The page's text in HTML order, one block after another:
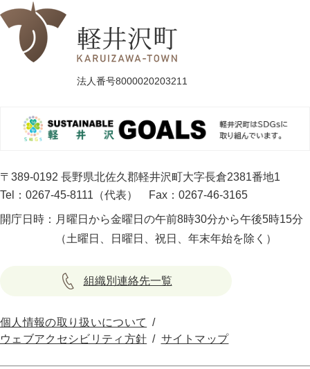
法人番号8000020203211
〒389-0192 長野県北佐久郡軽井沢町大字長倉2381番地1
Tel：0267-45-8111（代表）
Fax：0267-46-3165
開庁日時： 月曜日から金曜日の午前8時30分から午後5時15分
（土曜日、日曜日、祝日、年末年始を除く）
組織別連絡先一覧
個人情報の取り扱いについて
ウェブアクセシビリティ方針
サイトマップ